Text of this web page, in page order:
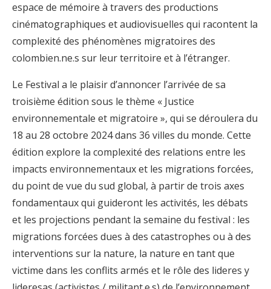
espace de mémoire à travers des productions
cinématographiques et audiovisuelles qui racontent la
complexité des phénomènes migratoires des
colombien.ne.s sur leur territoire et à l’étranger.
Le Festival a le plaisir d’annoncer l’arrivée de sa
troisième édition sous le thème « Justice
environnementale et migratoire », qui se déroulera du
18 au 28 octobre 2024 dans 36 villes du monde. Cette
édition explore la complexité des relations entre les
impacts environnementaux et les migrations forcées,
du point de vue du sud global, à partir de trois axes
fondamentaux qui guideront les activités, les débats
et les projections pendant la semaine du festival : les
migrations forcées dues à des catastrophes ou à des
interventions sur la nature, la nature en tant que
victime dans les conflits armés et le rôle des lideres y